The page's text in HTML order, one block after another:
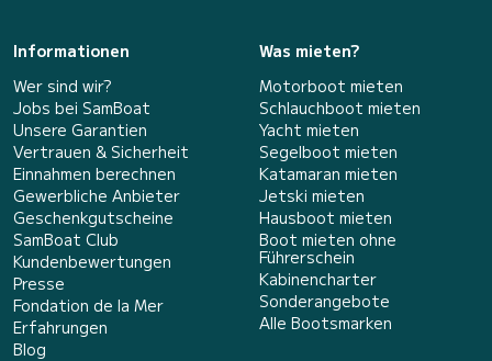
Informationen
Wer sind wir?
Jobs bei SamBoat
Unsere Garantien
Vertrauen & Sicherheit
Einnahmen berechnen
Gewerbliche Anbieter
Geschenkgutscheine
SamBoat Club
Kundenbewertungen
Presse
Fondation de la Mer
Erfahrungen
Blog
Was mieten?
Motorboot mieten
Schlauchboot mieten
Yacht mieten
Segelboot mieten
Katamaran mieten
Jetski mieten
Hausboot mieten
Boot mieten ohne
Führerschein
Kabinencharter
Sonderangebote
Alle Bootsmarken